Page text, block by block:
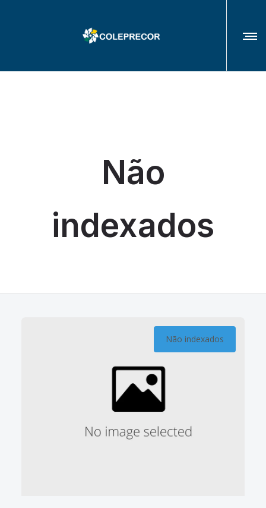
Não
indexados
Não indexados